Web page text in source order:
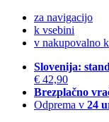
za navigacijo
k vsebini
v nakupovalno
Slovenija:
€ 42,90
Brezplačno
Odprema v 24